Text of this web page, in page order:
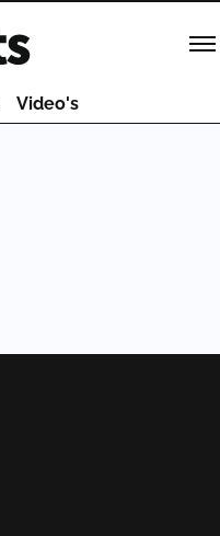
Video's